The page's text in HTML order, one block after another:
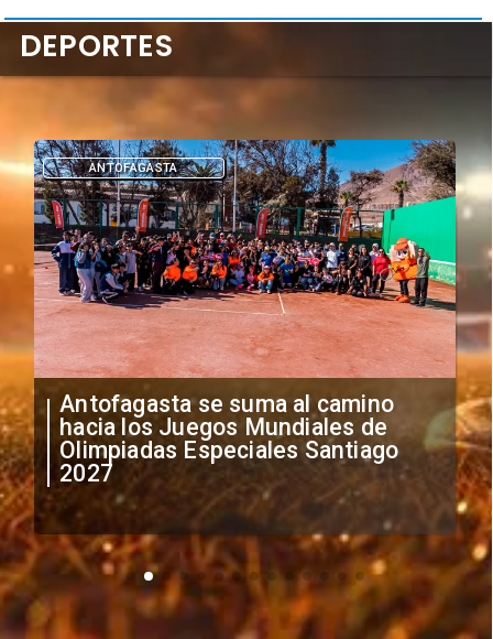
"Falta de profesionalismo": Sifup
anuncia medidas por situación
irregular de futbolistas
extranjeros
DEPORTES
DEPORTES